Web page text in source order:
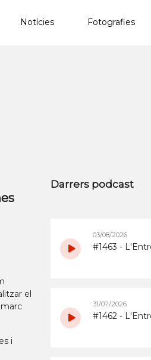
Notícies Fotografies
el
i
Darrers podcast
03/08/2026
31/07/2026